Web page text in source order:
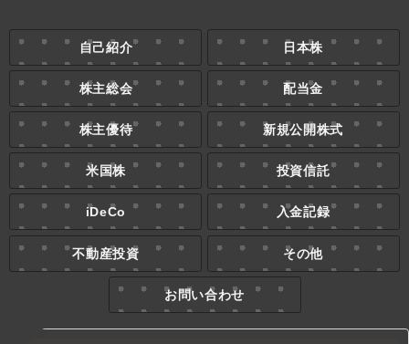
自己紹介 日本株
株主総会 配当金
株主優待 新規公開株式
米国株 投資信託
iDeCo 入金記録
不動産投資 その他
お問い合わせ